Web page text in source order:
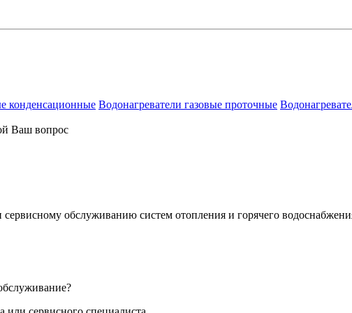
конденсационные Водонагреватели газовые проточные
Ваш вопрос
обслуживанию систем отопления и горячего